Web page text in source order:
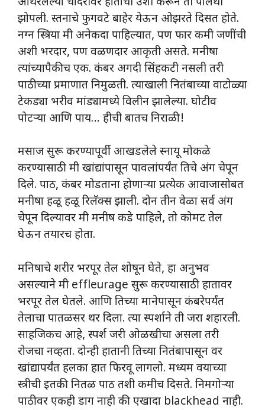
झोपली. स्तनाचे फुगवटे बाहेर येऊन ओझरते दिसत होते.
नग्न स्त्रिया मी अनेकदा पाहिल्यात, पण फार कमी जणींची
अशी भरदार, पण वळणदार आकृती असते. मनीषा
त्यांच्यापैकीच एक. कंबर अगदी सिंहकटी नसली तरी
पाठीच्या प्रमाणात निमुळती. त्याखाली नितंबाच्या वाटोळ्या
टेकड्या भरीव मांड्यामध्ये विलीन झालेल्या. घोटीव
पोटऱ्या आणि पाय… हीची बातच निराळी!
मसाज सुरू करण्यापूर्वी आखडलेले स्नायू मोकळे
करण्यासाठी मी खांद्यांपासून पावलांपर्यंत तिचे अंग चेपून
दिले. पाठ, कंबर मोडताना होणाऱ्या प्रत्येक आवाजासोबत
मनीषा हळू हळू रिलॅक्स झाली. दोन तीन वेळा सर्व अंग
चेपून दिल्यावर मी मनीष कडे पाहिले, तो कोमट तेल
घेऊन तयारच होता.
मनिषाचे शरीर भरपूर तेल शोषून घेते, हा अनुभव
असल्याने मी effleurage सुरू करण्यासाठी हातावर
भरपूर तेल घेतले. आणि तिच्या मानेपासून कंबरेपर्यंत
तेलाचा पातळसर थर दिला. त्या स्पर्शाने ती जरा शहारली.
साहजिकच आहे, स्पर्श जरी ओळखीचा असला तरी
रोजचा नव्हता. दोन्ही हातानी तिच्या नितंबापासून वर
खांद्यापर्यंत हलका हात फिरवू लागलो. मध्यम वयाच्या
स्त्रीची इतकी नितळ पाठ तशी कमीच दिसते. निमगोऱ्या
पाठीवर एकही डाग नाही की एखादा blackhead नाही.